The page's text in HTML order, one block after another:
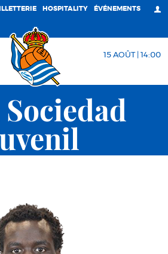
HOSPITALITY ÉVÉNEMENTS
15 AOÛT | 14:00